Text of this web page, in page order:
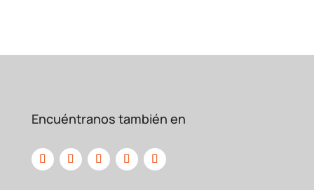
Motor
Motor W22 IE2
Eficiencia
Energética
Baja a
Media
Encuéntranos también en